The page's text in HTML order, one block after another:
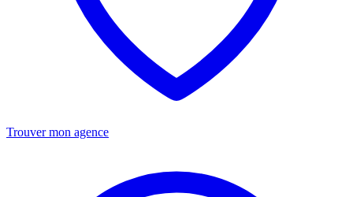
Trouver mon agence